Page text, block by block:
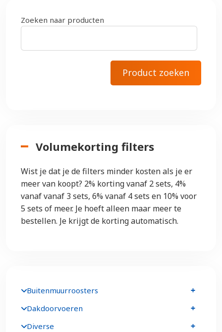
Zoeken naar producten
Volumekorting filters
Wist je dat je de filters minder kosten als je er
meer van koopt? 2% korting vanaf 2 sets, 4%
vanaf vanaf 3 sets, 6% vanaf 4 sets en 10% voor
5 sets of meer. Je hoeft alleen maar meer te
bestellen. Je krijgt de korting automatisch.
Buitenmuurroosters
Dakdoorvoeren
Diverse